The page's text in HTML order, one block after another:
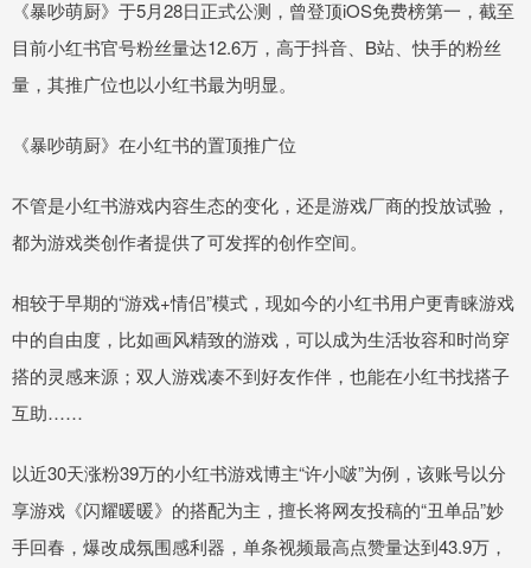
《暴吵萌厨》于5月28日正式公测，曾登顶iOS免费榜第一，截至
目前小红书官号粉丝量达12.6万，高于抖音、B站、快手的粉丝
量，其推广位也以小红书最为明显。
《暴吵萌厨》在小红书的置顶推广位
不管是小红书游戏内容生态的变化，还是游戏厂商的投放试验，
都为游戏类创作者提供了可发挥的创作空间。
相较于早期的“游戏+情侣”模式，现如今的小红书用户更青睐游戏
中的自由度，比如画风精致的游戏，可以成为生活妆容和时尚穿
搭的灵感来源；双人游戏凑不到好友作伴，也能在小红书找搭子
互助……
以近30天涨粉39万的小红书游戏博主“许小啵”为例，该账号以分
享游戏《闪耀暖暖》的搭配为主，擅长将网友投稿的“丑单品”妙
手回春，爆改成氛围感利器，单条视频最高点赞量达到43.9万，